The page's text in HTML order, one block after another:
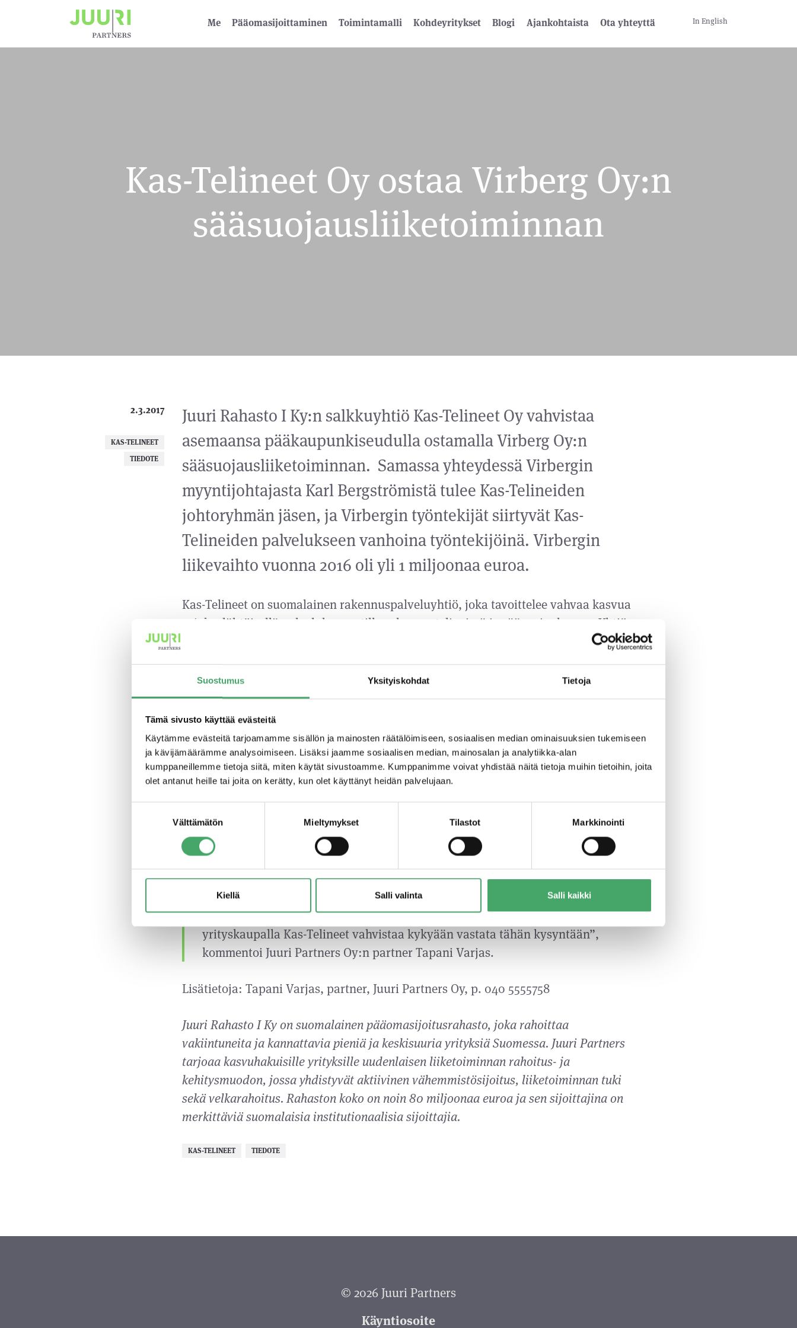
Suostumus Yksityiskohdat Tietoja
Tämä sivusto käyttää evästeitä
Käytämme evästeitä tarjoamamme sisällön ja mainosten räätälöimiseen, sosiaalisen median ominaisuuksien tukemiseen
ja kävijämäärämme analysoimiseen. Lisäksi jaamme sosiaalisen median, mainosalan ja analytiikka-alan
kumppaneillemme tietoja siitä, miten käytät sivustoamme. Kumppanimme voivat yhdistää näitä tietoja muihin tietoihin, joita
olet antanut heille tai joita on kerätty, kun olet käyttänyt heidän palvelujaan.
Välttämätön Mieltymykset Tilastot Markkinointi
Kiellä Salli valinta Salli kaikki
Me Pääoma­sijoittaminen Toimintamalli Kohdeyritykset Blogi Ajankohtaista Ota yhteyttä In English
Kas-Telineet Oy ostaa Virberg Oy:n
sääsuojausliiketoiminnan
2.3.2017
KAS-TELINEET
TIEDOTE
Juuri Rahasto I Ky:n salkkuyhtiö Kas-Telineet Oy vahvistaa
asemaansa pääkaupunkiseudulla ostamalla Virberg Oy:n
sääsuojausliiketoiminnan. Samassa yhteydessä Virbergin
myyntijohtajasta Karl Bergströmistä tulee Kas-Telineiden
johtoryhmän jäsen, ja Virbergin työntekijät siirtyvät Kas-
Telineiden palvelukseen vanhoina työntekijöinä. Virbergin
liikevaihto vuonna 2016 oli yli 1 miljoonaa euroa.
Kas-Telineet on suomalainen rakennuspalveluyhtiö, joka tavoittelee vahvaa kasvua
asiakaslähtöisellä palvelukonseptilla rakennustelineissä ja sääsuojauksessa. Yhtiö
hakee kasvua myös digitaalisuudesta uudella 3D-mallinnuksiin perustuvalla,
ja havainnollisemmin suunnitella asiakkaiden tarpeiden mukaisia
kustannustehokkaita telineratkaisuja.
”Tavoitteenamme on rakentaa Suomen paras telinealan yritys, joka perustuu
yrityksemme intohimoon palvella asiakkaitamme sekä teknologian
hyödyntämiseen asiakaskokemuksen luomisessa. Virbergin henkilöstö ja
erityisesti Karl Bergström tukevat tätä tavoitetta erinomaisesti, koska heillä on
hyvin samantapainen toimintamalli ja kulttuuri kuin Kas-Telineillä”, toteaa
Kas-Telineiden toimitusjohtaja Kari Rantakoski.
”Nyt toteutettu yritysosto tukee erinomaisesti Kas-Telineiden tavoitetta kasvaa
merkittäväksi sääsuojayritykseksi pääkaupunkiseudulla. Asiakkaiden
kiinnostus Kas-Telineiden omaan pilvipohjaiseen 3D-mallinnuksiin
perustuvaan suunnittelupalveluun on merkittävää, ja nyt toteutetulla
yrityskaupalla Kas-Telineet vahvistaa kykyään vastata tähän kysyntään”,
kommentoi Juuri Partners Oy:n partner Tapani Varjas.
Lisätietoja: Tapani Varjas, partner, Juuri Partners Oy, p. 040 5555758
Juuri Rahasto I Ky on suomalainen pääomasijoitusrahasto, joka rahoittaa
vakiintuneita ja kannattavia pieniä ja keskisuuria yrityksiä Suomessa. Juuri Partners
tarjoaa kasvuhakuisille yrityksille uudenlaisen liiketoiminnan rahoitus- ja
kehitysmuodon, jossa yhdistyvät aktiivinen vähemmistösijoitus, liiketoiminnan tuki
sekä velkarahoitus. Rahaston koko on noin 80 miljoonaa euroa ja sen sijoittajina on
merkittäviä suomalaisia institutionaalisia sijoittajia.
KAS-TELINEET TIEDOTE
© 2026 Juuri Partners
Käyntiosoite